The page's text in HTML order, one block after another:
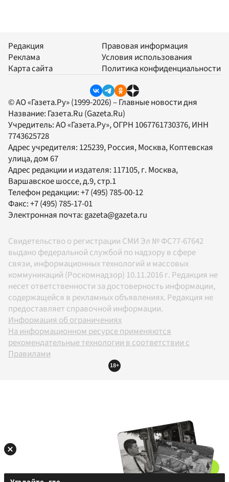
Редакция
Реклама
Карта сайта
Правовая информация
Условия использования
Политика конфиденциальности
© АО «Газета.Ру» (1999-2026) – Главные новости дня
Название: Газета.Ru (Gazeta.Ru)
Учредитель:АО «Газета.Ру», ОГРН 1067761730376, ИНН
7743625728
Адрес учредителя: 125239, Россия, Москва, Коптевская
улица, дом 67
Адрес редакции и издателя: 117105, г. Москва,
Варшавское шоссе, д.9, стр.1
Телефон редакции:+7 (495) 785-00-12
Факс:+7 (495) 785-17-01
Электронная почта: gazeta@gazeta.ru
Свидетельство о регистрации СМИ Эл № ФС77-67642
выдано федеральной службой по надзору в сфере
связи, информационных технологий и массовых
коммуникаций (Роскомнадзор) 10.11.2016 г. Редакция не
несет ответственности за достоверность информации,
содержащейся в рекламных объявлениях. Редакция не
предоставляет справочной информации.
Информация об ограничениях
На информационном ресурсе применяются
рекомендательные технологии в соответствии с
Правилами
18+